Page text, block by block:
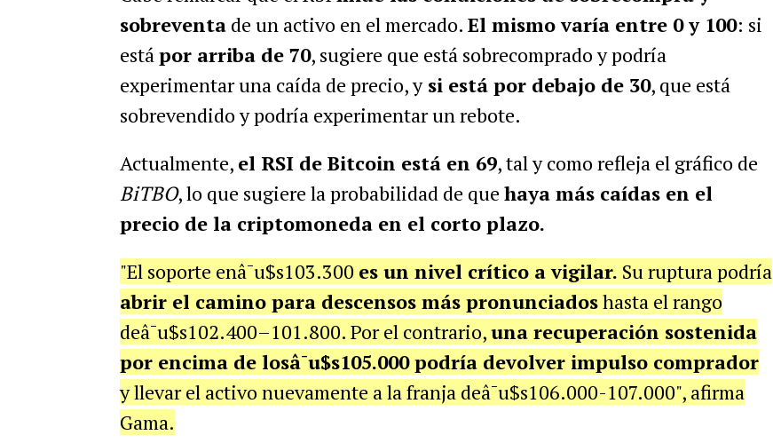
sobreventade un activo en el mercado. El mismo varía entre 0 y 100: si
estápor arriba de 70, sugiere que está sobrecomprado y podría
experimentar una caída de precio, ysi está por debajo de 30, que está
sobrevendido y podría experimentar un rebote.
Actualmente, el RSI de Bitcoin está en 69, tal y como refleja el gráfico de
BiTBO, lo que sugiere la probabilidad de que haya más caídas en el
precio de la criptomoneda en el corto plazo.
"El soporte enâ¯u$s103.300 es un nivel crítico a vigilar. Su ruptura podría
abrir el camino para descensos más pronunciadoshasta el rango
deâ¯u$s102.400–101.800. Por el contrario,una recuperación sostenida
por encima de losâ¯u$s105.000 podría devolver impulso comprador
y llevar el activo nuevamente a la franja deâ¯u$s106.000-107.000", afirma
Gama.